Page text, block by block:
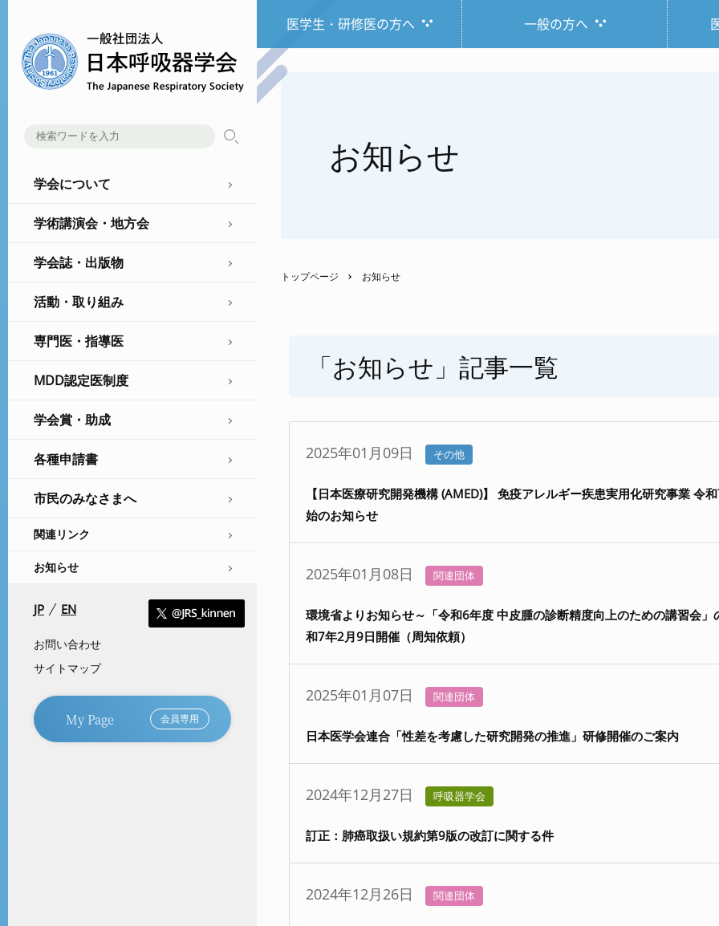
学会について
学術講演会・地方会
学会誌・出版物
活動・取り組み
専門医・指導医
MDD認定医制度
学会賞・助成
各種申請書
市民のみなさまへ
関連リンク
お知らせ
JP EN
お問い合わせ
サイトマップ
My Page 会員専用
医学生・研修医の方へ 一般の方へ
お知らせ
トップページ お知らせ
「お知らせ」記事一覧
2025年01月09日 その他
【日本医療研究開発機構 (AMED)】 免疫アレルギー疾患実用化研究事業 令
始のお知らせ
2025年01月08日 関連団体
環境省よりお知らせ～「令和6年度 中皮腫の診断精度向上のための講習会
和7年2月9日開催（周知依頼）
2025年01月07日 関連団体
日本医学会連合「性差を考慮した研究開発の推進」研修開催のご案内
2024年12月27日 呼吸器学会
訂正：肺癌取扱い規約第9版の改訂に関する件
2024年12月26日 関連団体